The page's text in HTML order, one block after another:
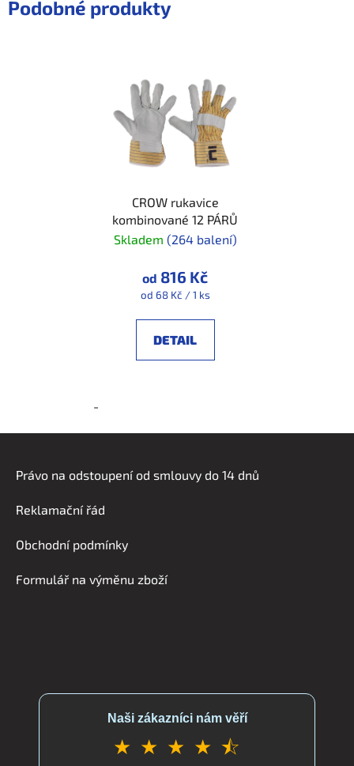
Podobné produkty
CROW rukavice
kombinované 12 PÁRŮ
Skladem (264 balení)
od 816 Kč
Měrná
od 68 Kč / 1 ks
DETAIL
-
Právo na odstoupení od smlouvy do 14 dnů
Reklamační řád
Obchodní podmínky
Formulář na výměnu zboží
Naši zákazníci nám věří
★ ★ ★ ★ ⯪